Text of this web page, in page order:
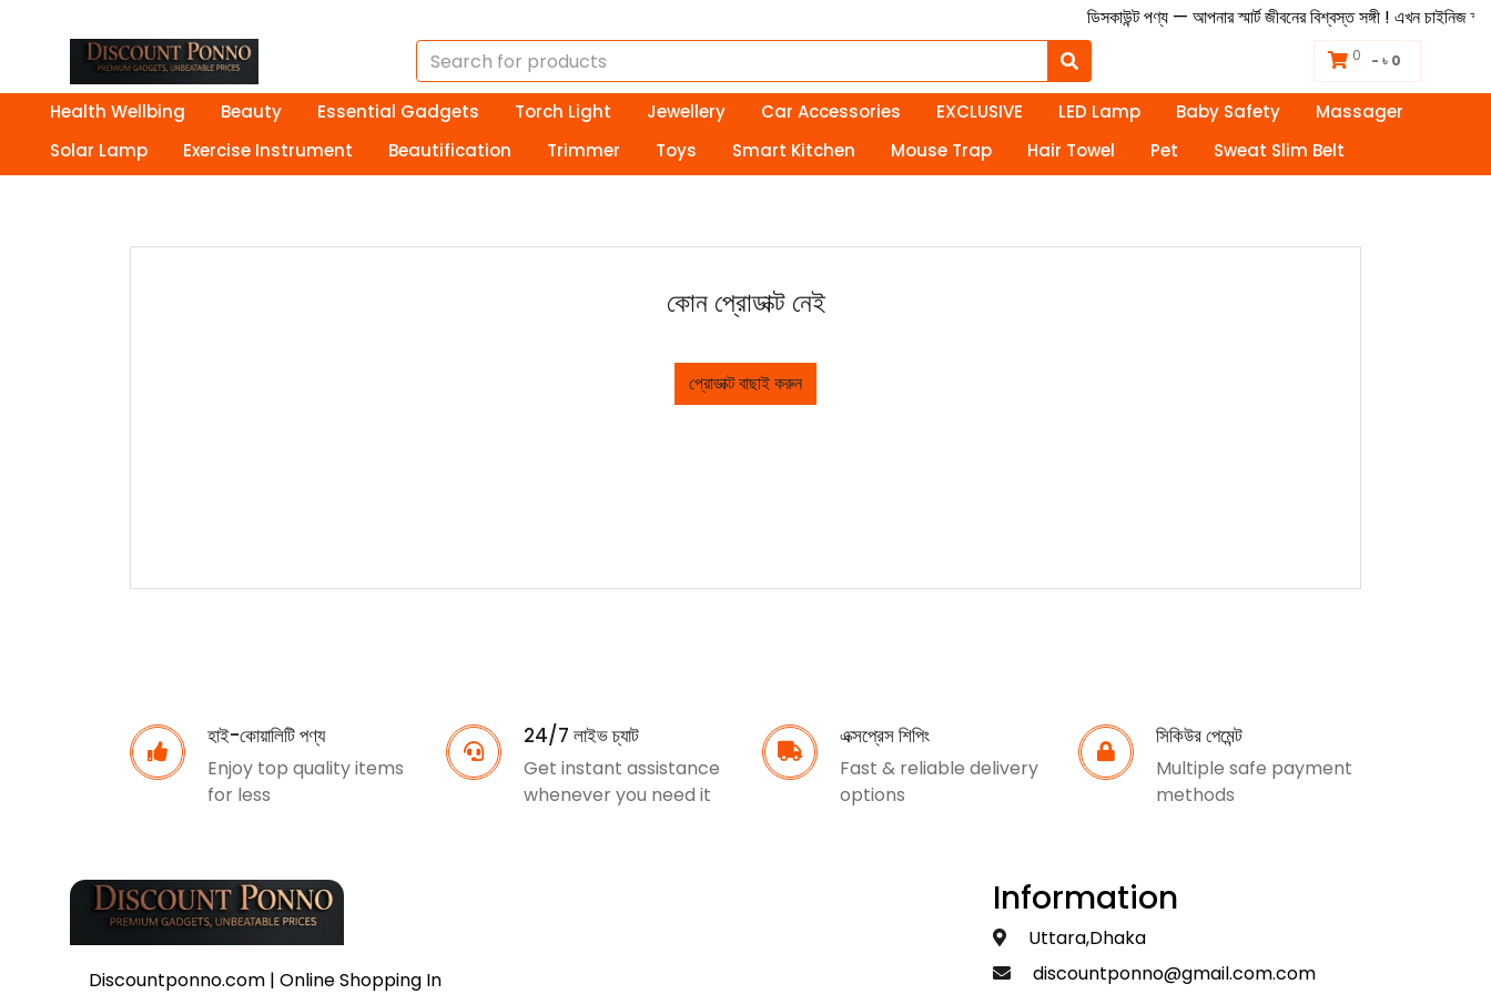
ডিসকাউন্ট পণ্য — আপনার স্মার্ট জীবনের বিশ্বস্ত সঙ্গী ! এখন চাইনিজ
0 - ৳ 0
Health Wellbing Beauty Essential Gadgets Torch Light Jewellery Car Accessories EXCLUSIVE LED Lamp Baby Safety
Massager
Solar Lamp
Exercise Instrument Beautification Trimmer Toys Smart Kitchen Mouse Trap Hair Towel Pet Sweat Slim Belt
কোন প্রোডাক্ট নেই
প্রোডাক্ট বাছাই করুন
হাই-কোয়ালিটি পণ্য
Enjoy top quality items
for less
24/7 লাইভ চ্যাট
Get instant assistance
whenever you need it
এক্সপ্রেস শিপিং
Fast & reliable delivery
options
সিকিউর পেমেন্ট
Multiple safe payment
methods
Discountponno.com | Online Shopping In
Information
Uttara,Dhaka
discountponno@gmail.com.com